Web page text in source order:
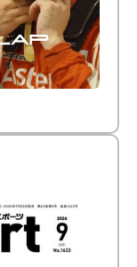
× 野村勇斗
auto sport】